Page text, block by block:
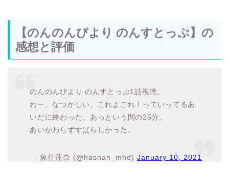
【のんのんびより のんすとっぷ】の
感想と評価
のんのんびより のんすとっぷ1話視聴。
わー、なつかしい、これよこれ！っていってるあ
いだに終わった、あっという間の25分。
あいかわらずすばらしかった。
— 魚住蓮奈 (@hasnan_mhd)January 10, 2021